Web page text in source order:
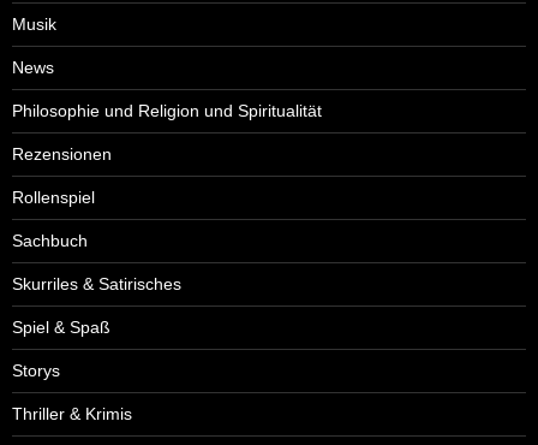
Musik
News
Philosophie und Religion und Spiritualität
Rezensionen
Rollenspiel
Sachbuch
Skurriles & Satirisches
Spiel & Spaß
Storys
Thriller & Krimis